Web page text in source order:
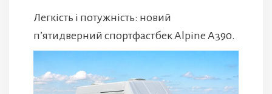
Легкість і потужність: новий
п’ятидверний спортфастбек Alpine A390.